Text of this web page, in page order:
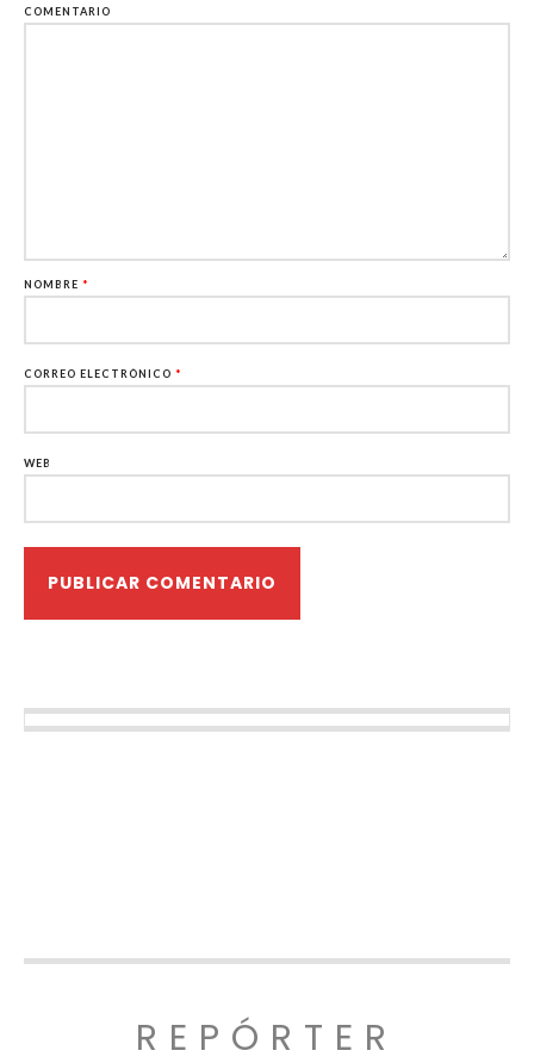
COMENTARIO
NOMBRE *
CORREO ELECTRÓNICO *
WEB
REPÓRTER